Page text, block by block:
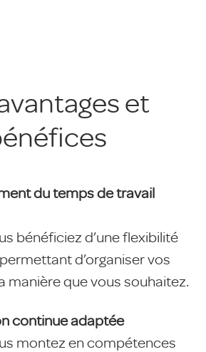
et
du temps de travail
bénéficiez d’une flexibilité
d’organiser vos
manière que vous souhaitez.
continue adaptée
montez en compétences